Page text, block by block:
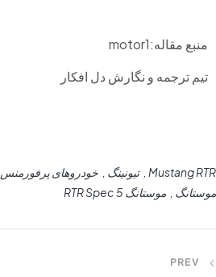
منبع مقاله:motor1
تیم ترجمه و نگارش دل افکار
Mustang RTR تیونینگ خودروهای پرفورمنس
موستانگ
موستانگ RTR Spec 5
PREV